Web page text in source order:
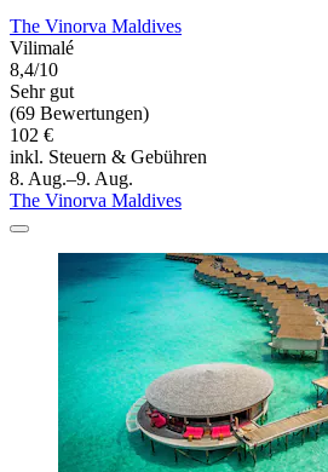
The Vinorva Maldives
Vilimalé
8,4/10
Sehr gut
(69 Bewertungen)
102 €
inkl. Steuern & Gebühren
8. Aug.–9. Aug.
The Vinorva Maldives